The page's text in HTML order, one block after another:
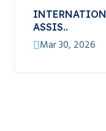
ASSIS..
Mar 30, 2026